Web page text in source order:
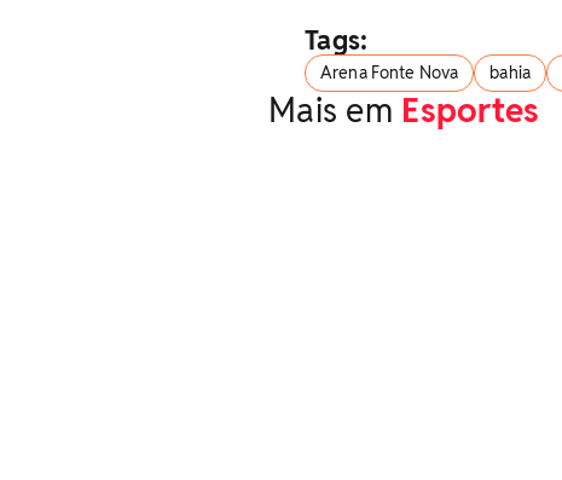
Tags:
Arena Fonte Nova bahia
Mais em Esportes